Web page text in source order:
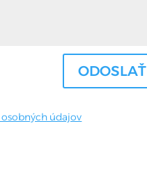
ODOSLAŤ
údajov